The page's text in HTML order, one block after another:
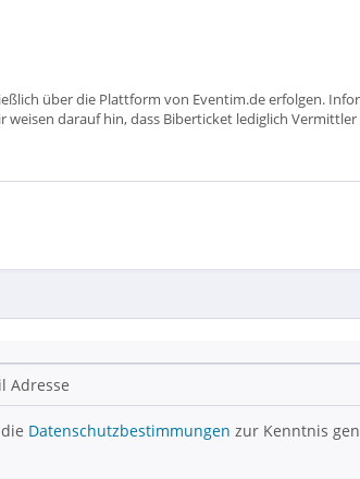
über die Plattform von Eventim.de erfolgen.
darauf hin, dass Biberticket lediglich
Datenschutzbestimmungen zur Kenntnis